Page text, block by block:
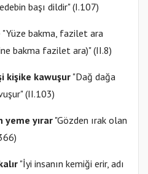
başı dildir" (I.107)
"Yüze bakma, fazilet ara
bakma fazilet ara)" (II.8)
kişike kawuşur "Dağ dağa
(II.103)
yeme yırar "Gözden ırak olan
"İyi insanın kemiği erir, adı